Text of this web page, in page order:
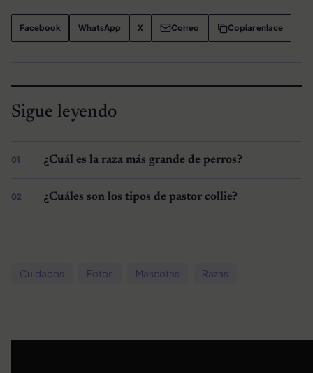
Facebook WhatsApp X Correo Copiar enlace
Sigue leyendo
¿Cuál es la raza más grande de perros?
¿Cuáles son los tipos de pastor collie?
Cuidados Fotos Mascotas Razas